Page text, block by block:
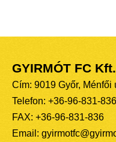
GYIRMÓT FC Kft.
Cím: 9019 Győr, Ménfői
Telefon: +36-96-831-836
FAX: +36-96-831-836
Email: